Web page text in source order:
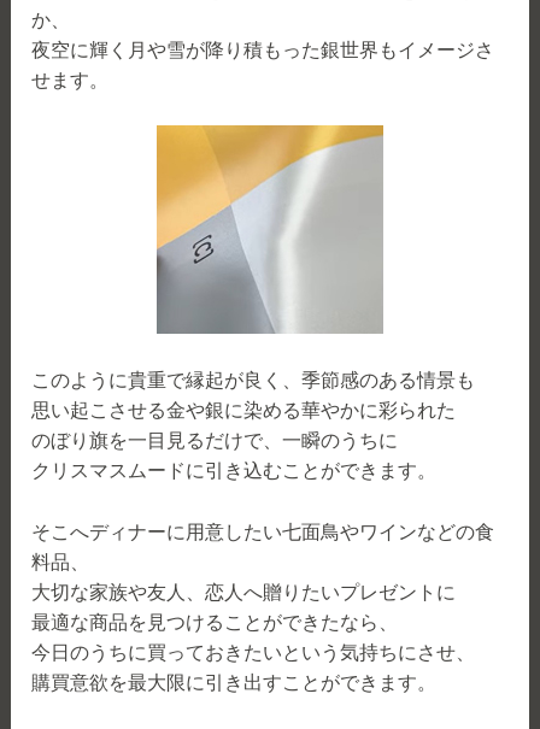
か、
夜空に輝く月や雪が降り積もった銀世界もイメージさ
せます。
このように貴重で縁起が良く、季節感のある情景も
思い起こさせる金や銀に染める華やかに彩られた
のぼり旗を一目見るだけで、一瞬のうちに
クリスマスムードに引き込むことができます。
そこへディナーに用意したい七面鳥やワインなどの食
料品、
大切な家族や友人、恋人へ贈りたいプレゼントに
最適な商品を見つけることができたなら、
今日のうちに買っておきたいという気持ちにさせ、
購買意欲を最大限に引き出すことができます。